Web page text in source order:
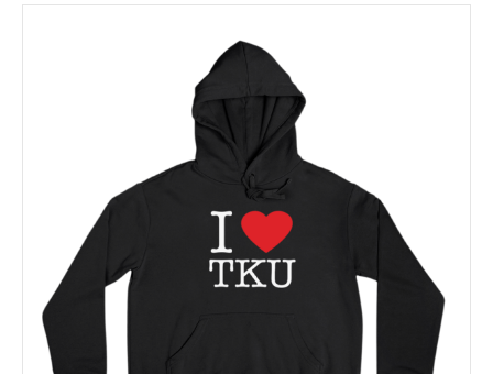
useampi
muunnelma.
Voit
tehdä
valinnat
tuotteen
sivulla.